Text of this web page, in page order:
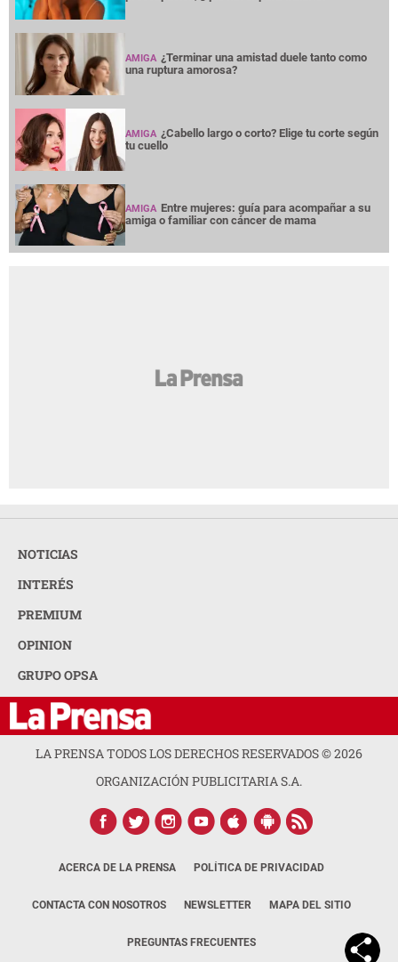
AMIGA ¿Terminar una amistad duele tanto como
una ruptura amorosa?
AMIGA ¿Cabello largo o corto? Elige tu corte según
tu cuello
AMIGA Entre mujeres: guía para acompañar a su
amiga o familiar con cáncer de mama
NOTICIAS
INTERÉS
PREMIUM
OPINION
GRUPO OPSA
LA PRENSA TODOS LOS DERECHOS RESERVADOS ©2026
ORGANIZACIÓN PUBLICITARIA S.A.
ACERCA DE LA PRENSA POLÍTICA DE PRIVACIDAD
CONTACTA CON NOSOTROS NEWSLETTER MAPA DEL SITIO
PREGUNTAS FRECUENTES